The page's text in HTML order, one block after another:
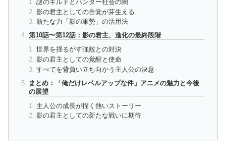
謎のギルドとハンター社会の闇
影の君主としての自覚が芽生える
新たな力「影の軍勢」の活用法
第10話〜第12話：影の君主、進化の最終段階
世界を揺るがす強敵との対決
影の君主としての覚醒と使命
すべてを背負い立ち向かう主人公の決意
まとめ：「俺だけレベルアップな件」アニメの魅力と今後
の展望
主人公の成長が描く熱いストーリー
影の君主としての新たな戦いに期待